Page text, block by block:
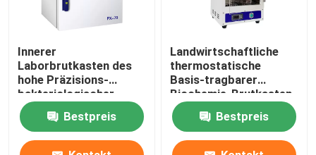
Muffelofen
Laborwasserbad
Innerer
Laborbrutkasten des
hohe Präzisions-
bakteriologischer
Brutkasten-SUS304
Bestpreis
Landwirtschaftliche
thermostatische
Basis-tragbarer
Biochemie-Brutkasten
des Brutkasten-110V
220V
Bestpreis